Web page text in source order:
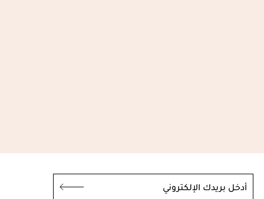
أدخل بريدك الإلكتروني